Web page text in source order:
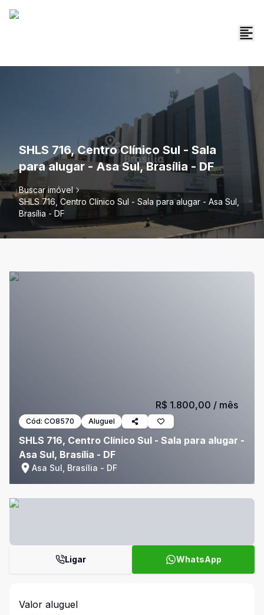
SHLS 716, Centro Clínico Sul - Sala
para alugar - Asa Sul, Brasília - DF
Buscar imóvel
SHLS 716, Centro Clínico Sul - Sala para alugar - Asa Sul,
Brasília - DF
Cód: CO8570 Aluguel
SHLS 716, Centro Clínico Sul - Sala para alugar -
Asa Sul, Brasília - DF
Asa Sul, Brasília - DF
R$ 1.800,00 / mês
Ligar WhatsApp
Valor aluguel